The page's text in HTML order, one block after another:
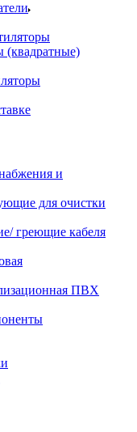
(квадратные)
и
для очистки
греющие кабеля
ПВХ